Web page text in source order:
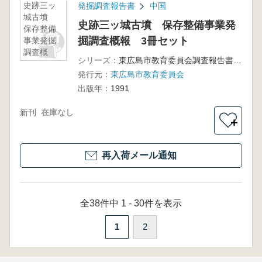
史跡三ッ
城古墳
保存整備
事業発掘
調査概
報 3冊セ
発掘調査報告書 中国
史跡三ッ城古墳 保存整備事業発
掘調査概報 3冊セット
シリーズ：
東広島市教育委員会調査報告書第20集
発行元： 東広島市教育委員会
出版年： 1991
新刊 在庫なし
＋
再入荷メール通知
全38件中 1 - 30件を表示
1 2